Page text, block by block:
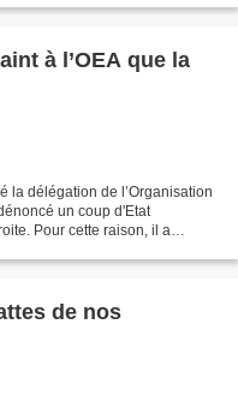
à l’OEA que la
la délégation de l’Organisation
un coup d'Etat
Pour cette raison, il a
de nos